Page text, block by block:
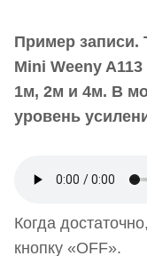
Пример записи.
Mini Weeny
1м, 2м и 4м. В
уровень
Когда
кнопку «OFF».